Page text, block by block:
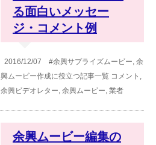
る面白いメッセー
ジ・コメント例
2016/12/07 #余興サプライズムービー, 余
興ムービー作成に役立つ記事一覧 コメント ,
余興ビデオレター, 余興ムービー, 業者
余興ムービー編集の